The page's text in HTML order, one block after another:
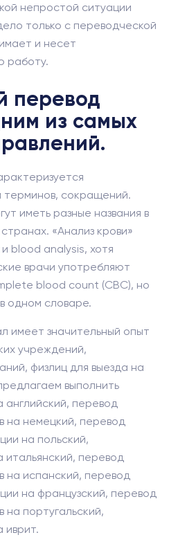
непростой ситуации
только с переводческой
и несет
работу.
перевод
из самых
сокращений.
иметь разные названия в
«Анализ крови»
blood analysis, хотя
врачи употребляют
blood count (CBC), но
одном словаре.
имеет значительный опыт
учреждений,
физлиц для выезда на
выполнить
перевод
на немецкий, перевод
на польский,
перевод
на испанский, перевод
на французский, перевод
на португальский,
иврит.